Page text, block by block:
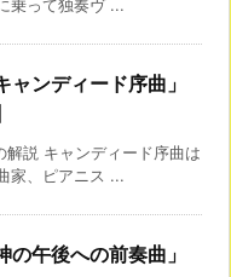
乗って独奏ヴ ...
ンディード序曲」
解説 キャンディード序曲は
家、ピアニス ...
の午後への前奏曲」